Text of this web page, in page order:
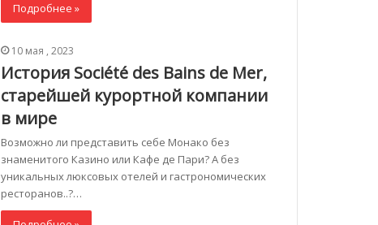
Подробнее »
10 мая , 2023
История Société des Bains de Mer,
старейшей курортной компании
в мире
Возможно ли представить себе Монако без
знаменитого Казино или Кафе де Пари? А без
уникальных люксовых отелей и гастрономических
ресторанов..?…